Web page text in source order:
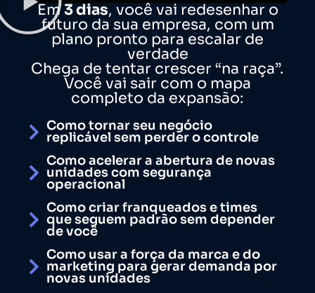
Em3 dias, você vai redesenhar o
futuro da sua empresa, com um
plano pronto para escalar de
verdade
Chega de tentar crescer “na raça”.
Você vai sair com o mapa
completo da expansão:
Como tornar seu negócio
replicável sem perder o controle
Como acelerar a abertura de novas
unidades com segurança
operacional
Como criar franqueados e times
que seguem padrão sem depender
de você
Como usar a força da marca e do
marketing para gerar demanda por
novas unidades